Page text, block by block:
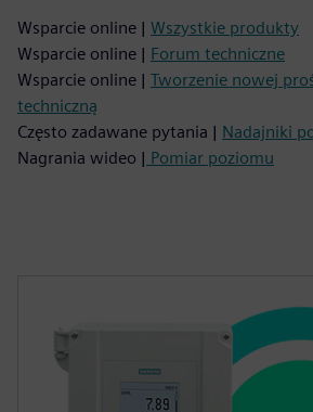
Wsparcie online | Wszystkie produkty
Wsparcie online | Forum techniczne
Wsparcie online | Tworzenie nowej
techniczną
Często zadawane pytania | Nadajniki
Nagrania wideo | Pomiar poziomu